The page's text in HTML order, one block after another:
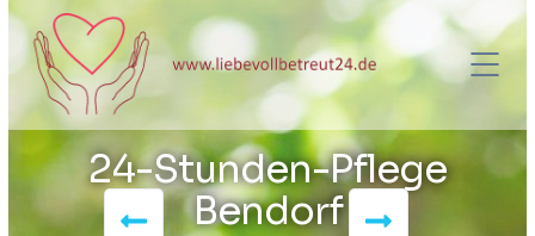
24-Stunden-Pflege
Bendorf